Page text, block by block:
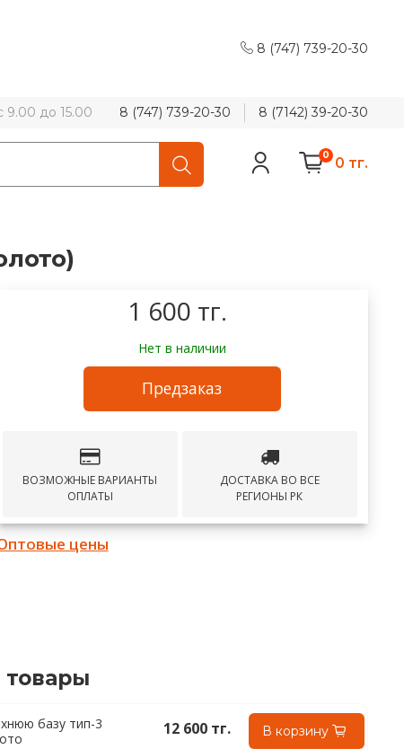
8 (747) 739-20-30
до 15.00 8 (747) 739-20-30 8 (7142) 39-20-30
0 0 тг.
1 600 тг.
Нет в наличии
Предзаказ
ВОЗМОЖНЫЕ ВАРИАНТЫ
ОПЛАТЫ
ДОСТАВКА ВО ВСЕ
РЕГИОНЫ РК
цены
базу тип-3
12 600 тг. В корзину